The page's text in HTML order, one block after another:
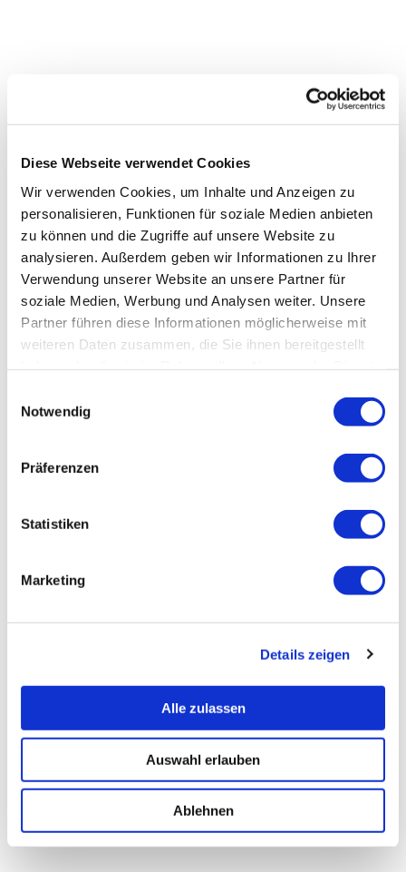
Diese Webseite verwendet Cookies
Wir verwenden Cookies, um Inhalte und Anzeigen zu
personalisieren, Funktionen für soziale Medien anbieten
zu können und die Zugriffe auf unsere Website zu
analysieren. Außerdem geben wir Informationen zu Ihrer
Verwendung unserer Website an unsere Partner für
soziale Medien, Werbung und Analysen weiter. Unsere
Partner führen diese Informationen möglicherweise mit
weiteren Daten zusammen, die Sie ihnen bereitgestellt
Notwendig
Präferenzen
Statistiken
Marketing
Details zeigen
Alle zulassen
Auswahl erlauben
Ablehnen